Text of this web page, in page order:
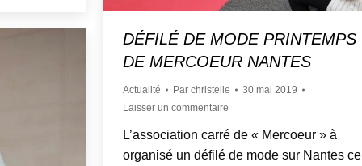
DÉFILÉ DE MODE PRINTEMPS
DE MERCOEUR NANTES
Actualité Par christelle
30 mai 2019
Laisser un commentaire
L’association carré de « Mercoeur » à
organisé un défilé de mode sur Nantes ce